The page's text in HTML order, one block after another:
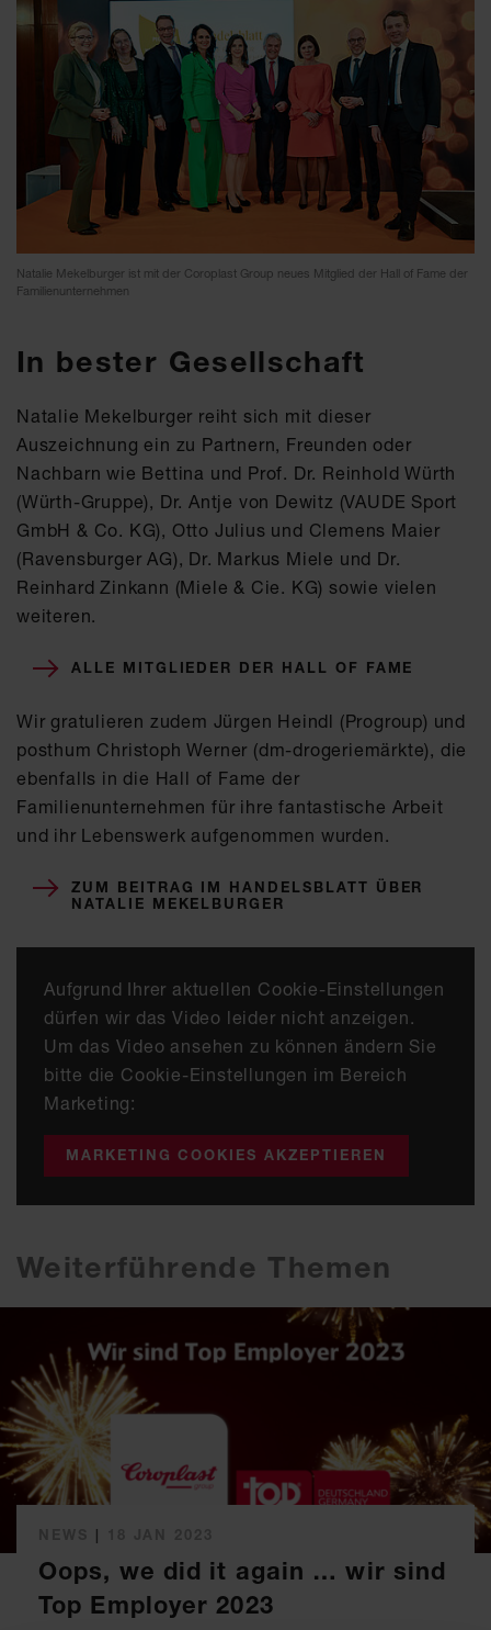
Natalie Mekelburger ist mit der Coroplast Group neues Mitglied der Hall of Fame der
Familienunternehmen
In bester Gesellschaft
Natalie Mekelburger reiht sich mit dieser
Auszeichnung ein zu Partnern, Freunden oder
Nachbarn wie Bettina und Prof. Dr. Reinhold Würth
(Würth-Gruppe), Dr. Antje von Dewitz (VAUDE Sport
GmbH & Co. KG), Otto Julius und Clemens Maier
(Ravensburger AG), Dr. Markus Miele und Dr.
Reinhard Zinkann (Miele & Cie. KG) sowie vielen
weiteren.
ALLE MITGLIEDER DER HALL OF FAME
Wir gratulieren zudem Jürgen Heindl (Progroup) und
posthum Christoph Werner (dm-drogeriemärkte), die
ebenfalls in die Hall of Fame der
Familienunternehmen für ihre fantastische Arbeit
und ihr Lebenswerk aufgenommen wurden.
ZUM BEITRAG IM HANDELSBLATT ÜBER
NATALIE MEKELBURGER
Aufgrund Ihrer aktuellen Cookie-Einstellungen
dürfen wir das Video leider nicht anzeigen.
Um das Video ansehen zu können ändern Sie
bitte die Cookie-Einstellungen im Bereich
Marketing:
MARKETING COOKIES AKZEPTIEREN
Weiterführende Themen
|
Oops, we did it again … wir sind
Top Employer 2023